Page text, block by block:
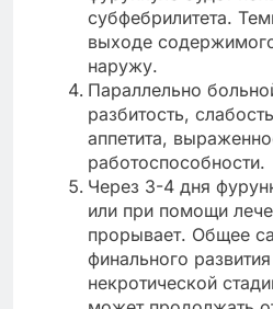
субфебрилитета.
выходе
наружу.
Параллельно
разбитость,
аппетита,
работоспособности.
Через 3-4 дня
или при помощи
прорывает. Общее
финального
некротической